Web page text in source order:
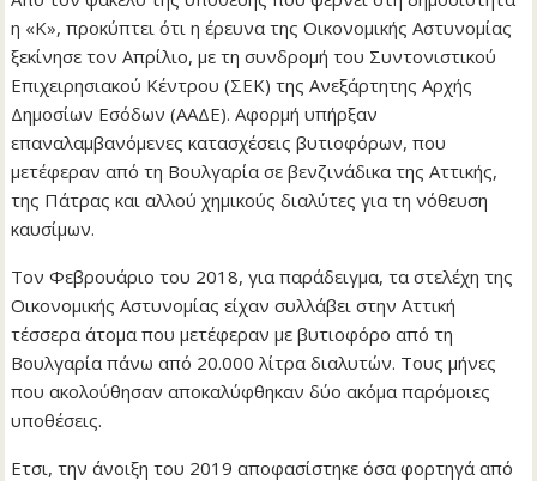
η «Κ», προκύπτει ότι η έρευνα της Οικονομικής Αστυνομίας
ξεκίνησε τον Απρίλιο, με τη συνδρομή του Συντονιστικού
Επιχειρησιακού Κέντρου (ΣΕΚ) της Ανεξάρτητης Αρχής
Δημοσίων Εσόδων (ΑΑΔΕ). Αφορμή υπήρξαν
επαναλαμβανόμενες κατασχέσεις βυτιοφόρων, που
μετέφεραν από τη Βουλγαρία σε βενζινάδικα της Αττικής,
της Πάτρας και αλλού χημικούς διαλύτες για τη νόθευση
καυσίμων.
Τον Φεβρουάριο του 2018, για παράδειγμα, τα στελέχη της
Οικονομικής Αστυνομίας είχαν συλλάβει στην Αττική
τέσσερα άτομα που μετέφεραν με βυτιοφόρο από τη
Βουλγαρία πάνω από 20.000 λίτρα διαλυτών. Τους μήνες
που ακολούθησαν αποκαλύφθηκαν δύο ακόμα παρόμοιες
υποθέσεις.
Eτσι, την άνοιξη του 2019 αποφασίστηκε όσα φορτηγά από